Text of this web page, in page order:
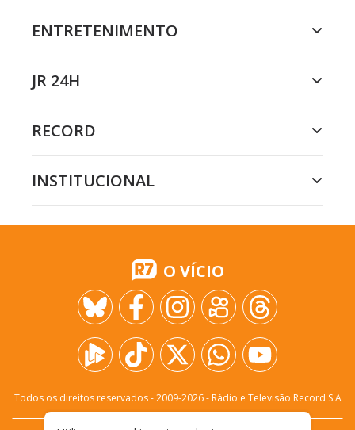
ENTRETENIMENTO
JR 24H
RECORD
INSTITUCIONAL
O VÍCIO
Todos os direitos reservados - 2009-2026- Rádio e Televisão Record S.A